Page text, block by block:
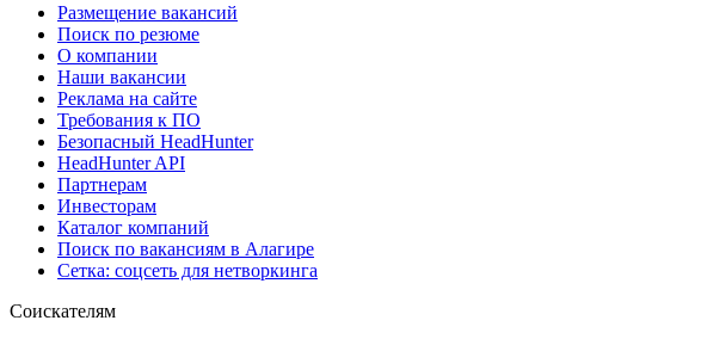
Размещение вакансий
Поиск по резюме
О компании
Наши вакансии
Реклама на сайте
Требования к ПО
Безопасный HeadHunter
HeadHunter API
Партнерам
Инвесторам
Каталог компаний
Поиск по вакансиям в Алагире
Сетка: соцсеть для нетворкинга
Соискателям